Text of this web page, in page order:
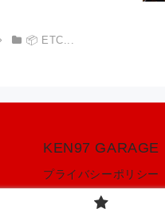
📦 ETC...
KEN97 GARAGE
プライバシーポリシー
© 2020 KEN97 GARAGE.